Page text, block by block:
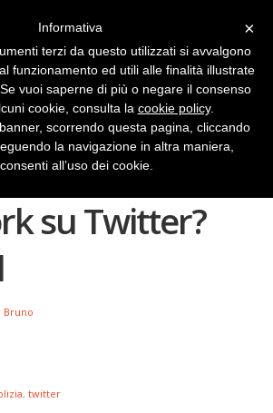
Polizia di
su Twitter?
Bruno
, twitter
×
Informativa
terzi da questo utilizzati si avvalgono
funzionamento ed utili alle finalità illustrate
vuoi saperne di più o negare il consenso
cookie, consulta la cookie policy.
scorrendo questa pagina, cliccando
la navigazione in altra maniera,
all’uso dei cookie.